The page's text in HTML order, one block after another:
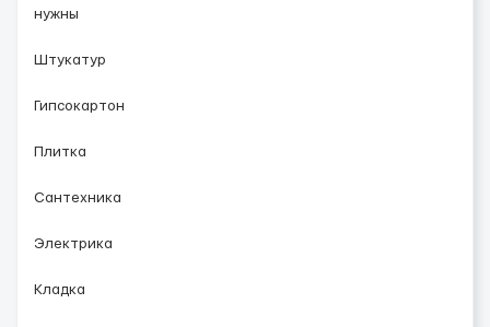
нужны
Штукатур
Гипсокартон
Плитка
Сантехника
Электрика
Кладка